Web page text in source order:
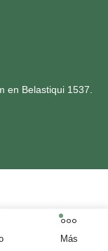
en Belastiqui 1537
Más